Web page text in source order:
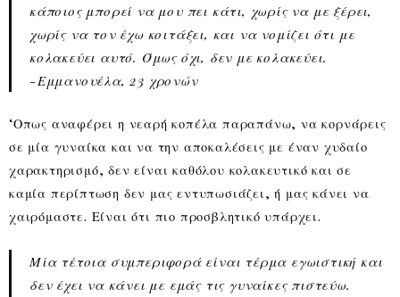
κάποιος μπορεί να μου πει κάτι, χωρίς να με ξέρει,
χωρίς να τον έχω κοιτάξει, και να νομίζει ότι με
κολακεύει αυτό. Όμως όχι, δεν με κολακεύει.
-Εμμανουέλα, 23 χρονών
‘Οπως αναφέρει η νεαρή κοπέλα παραπάνω, να κορνάρεις
σε μία γυναίκα και να την αποκαλέσεις με έναν χυδαίο
χαρακτηρισμό, δεν είναι καθόλου κολακευτικό και σε
καμία περίπτωση δεν μας εντυπωσιάζει, ή μας κάνει να
χαιρόμαστε. Είναι ότι πιο προσβλητικό υπάρχει.
Μία τέτοια συμπεριφορά είναι τέρμα εγωιστική και
δεν έχει να κάνει με εμάς τις γυναίκες πιστεύω.